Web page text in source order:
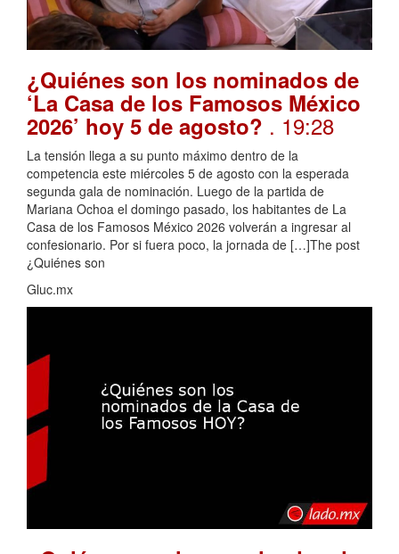
¿Quiénes son los nominados de
‘La Casa de los Famosos México
2026’ hoy 5 de agosto? . 19:28
La tensión llega a su punto máximo dentro de la
competencia este miércoles 5 de agosto con la esperada
segunda gala de nominación. Luego de la partida de
Mariana Ochoa el domingo pasado, los habitantes de La
Casa de los Famosos México 2026 volverán a ingresar al
confesionario. Por si fuera poco, la jornada de […]The post
¿Quiénes son
Gluc.mx